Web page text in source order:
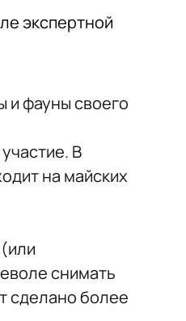
экспертной
и фауны своего
В
на майских
снимать
сделано более